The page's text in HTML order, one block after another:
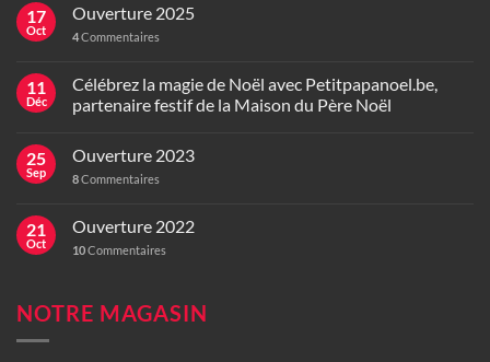
17
Oct
Ouverture 2025
4Commentaires
11
Déc
Célébrez la magie de Noël avec Petitpapanoel.be,
partenaire festif de la Maison du Père Noël
25
Sep
Ouverture 2023
8Commentaires
21
Oct
Ouverture 2022
10Commentaires
NOTRE MAGASIN